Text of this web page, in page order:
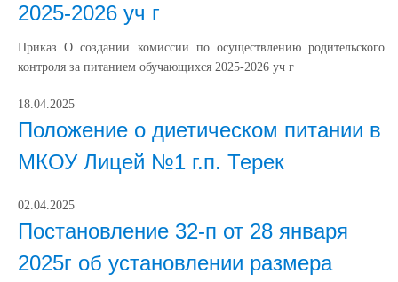
2025-2026 уч г
Приказ О создании комиссии по осуществлению родительского
контроля за питанием обучающихся 2025-2026 уч г
18.04.2025
Положение о диетическом питании в
МКОУ Лицей №1 г.п. Терек
02.04.2025
Постановление 32-п от 28 января
2025г об установлении размера